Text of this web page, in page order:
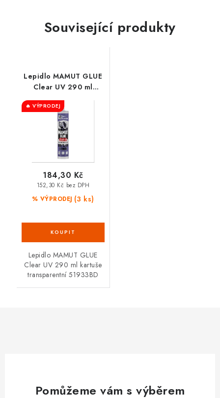
Související produkty
Lepidlo MAMUT GLUE
Clear UV 290 ml
kartuše transparentní
🔥 VÝPRODEJ
% VÝPRODEJ (3 ks)
152,30 Kč bez DPH
184,30 Kč
Lepidlo MAMUT GLUE
Clear UV 290 ml kartuše
transparentní 51933BD
Pomůžeme vám s výběrem